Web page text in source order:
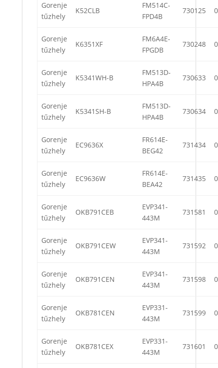
Gorenje
tűzhely
K52CLB
FM514C-
FPD4B
730125
Gorenje
tűzhely
K6351XF
FM6A4E-
FPGDB
730248
Gorenje
tűzhely
K5341WH-B
FM513D-
HPA4B
730633
Gorenje
tűzhely
K5341SH-B
FM513D-
HPA4B
730634
Gorenje
tűzhely
EC9636X
FR614E-
BEG42
731434
Gorenje
tűzhely
EC9636W
FR614E-
BEA42
731435
Gorenje
tűzhely
OKB791CEB
EVP341-
443M
731581
Gorenje
tűzhely
OKB791CEW
EVP341-
443M
731592
Gorenje
tűzhely
OKB791CEN
EVP341-
443M
731598
Gorenje
tűzhely
OKB781CEN
EVP331-
443M
731599
Gorenje
tűzhely
OKB781CEX
EVP331-
443M
731601